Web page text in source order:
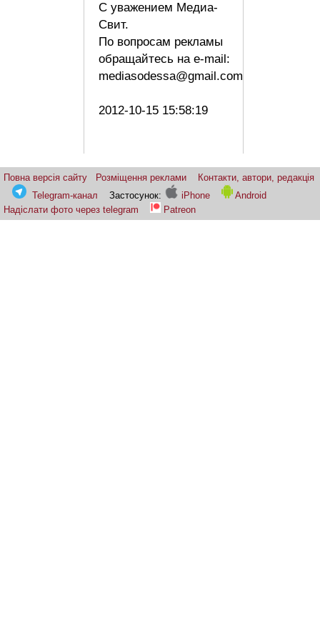
С уважением Медиа-
Свит.
По вопросам рекламы
обращайтесь на e-mail:
mediasodessa@gmail.com
2012-10-15 15:58:19
Повна версія сайту Розміщення реклами
Контакти, автори, редакція
Telegram-канал
Застосунок: iPhone
Android
Надіслати фото через telegram
Patreon